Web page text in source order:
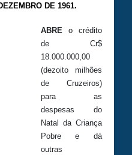
DE 1961.
ABRE o crédito
de Cr$
18.000.000,00
(dezoito milhões
de Cruzeiros)
para as
despesas do
Natal da Criança
Pobre e dá
outras